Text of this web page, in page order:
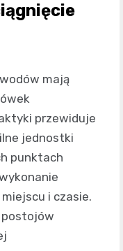
mają
przewiduje
jednostki
punktach
i czasie.
postojów